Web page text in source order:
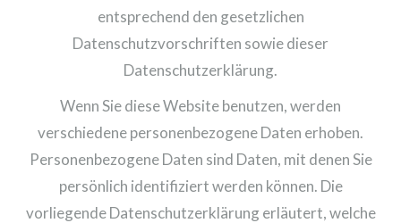
entsprechend den gesetzlichen
Datenschutzvorschriften sowie dieser
Datenschutzerklärung.
Wenn Sie diese Website benutzen, werden
verschiedene personenbezogene Daten erhoben.
Personenbezogene Daten sind Daten, mit denen Sie
persönlich identifiziert werden können. Die
vorliegende Datenschutzerklärung erläutert, welche